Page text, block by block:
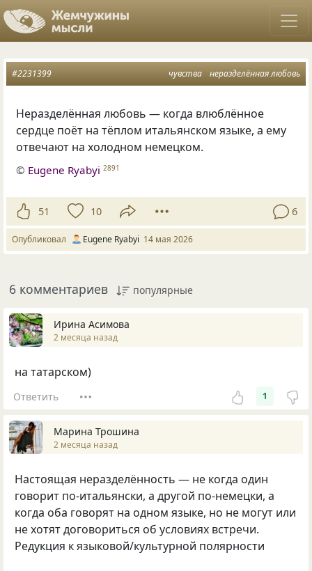
чувства неразделённая любовь
#2231399
Неразделённая любовь — когда влюблённое
сердце поёт на тёплом итальянском языке, а ему
отвечают на холодном немецком.
© Eugene Ryabyi 2891
51 10 6
Опубликовал Eugene Ryabyi 14 мая 2026
6 комментариев популярные
Ирина Асимова
2 месяца назад
на татарском)
Ответить 1
Марина Трошина
2 месяца назад
Настоящая неразделённость — не когда один
говорит по-итальянски, а другой по-немецки, а
когда оба говорят на одном языке, но не могут или
не хотят договориться об условиях встречи.
Редукция к языковой/культурной полярности